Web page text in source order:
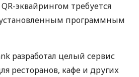
эквайрингом требуется
программным
разработал целый сервис
ресторанов, кафе и других